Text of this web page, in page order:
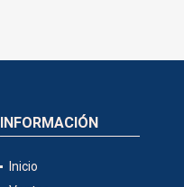
INFORMACIÓN
Inicio